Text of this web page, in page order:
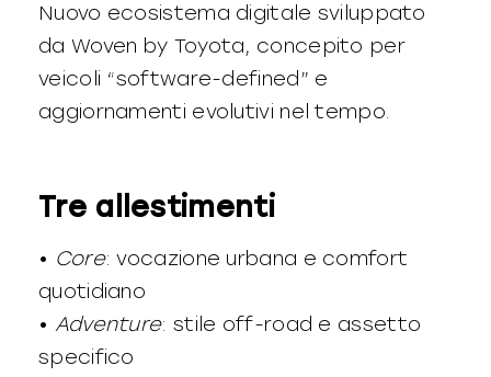
Nuovo ecosistema digitale sviluppato
da Woven by Toyota, concepito per
veicoli “software-defined” e
aggiornamenti evolutivi nel tempo.
Tre allestimenti
• Core: vocazione urbana e comfort
quotidiano
• Adventure: stile off-road e assetto
specifico